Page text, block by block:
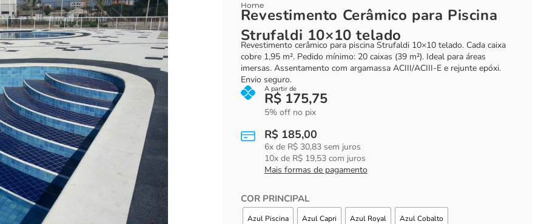
Home
Revestimento Cerâmico para Piscina
Strufaldi 10×10 telado
Revestimento cerâmico para piscina Strufaldi 10×10 telado. Cada caixa
cobre 1,95 m². Pedido mínimo: 20 caixas (39 m²). Ideal para áreas
imersas. Assentamento com argamassa ACIII/ACIII-E e rejunte epóxi.
Envio seguro.
A partir de
R$175,75
5% off no pix
R$185,00
6x de R$30,83sem juros
10x de R$19,53com juros
Mais formas de pagamento
COR PRINCIPAL
Azul Piscina Azul Capri Azul Royal Azul Cobalto